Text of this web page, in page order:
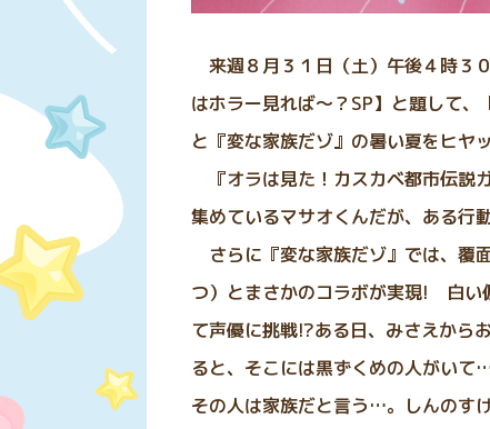
来週８月３１日（土）午後４時３
はホラー見れば～？SP】と題して、
と『変な家族だゾ』の暑い夏をヒ
『オラは見た！カスカベ都市伝説
集めているマサオくんだが、ある
さらに『変な家族だゾ』では、覆
つ）とまさかのコラボが実現! 白い
て声優に挑戦!?ある日、みさえから
ると、そこには黒ずくめの人がい
その人は家族だと言う…。しんの